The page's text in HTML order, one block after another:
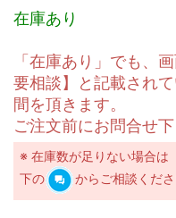
在庫あり
「在庫あり」でも、
要相談】と記載され
間を頂きます。
ご注文前にお問合せ下
※ 在庫数が足りない場合は
下の
からご相談くだ